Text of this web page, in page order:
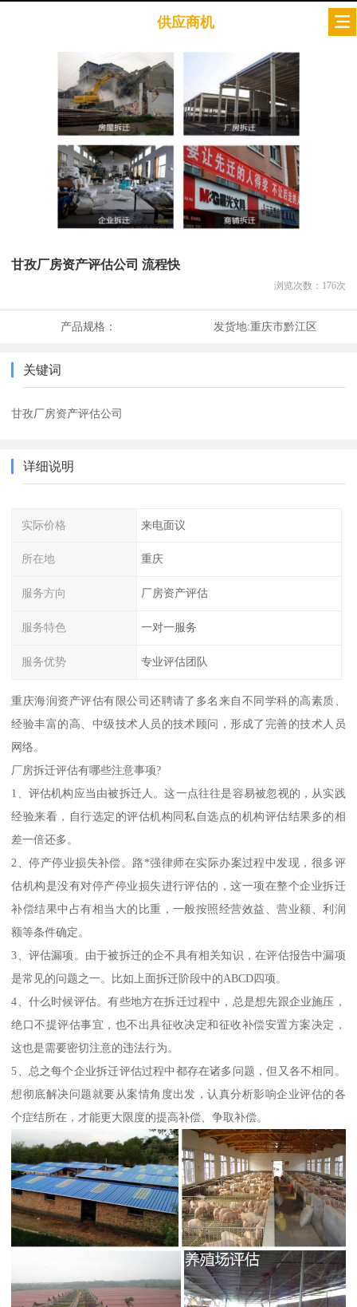
供应商机
甘孜厂房资产评估公司 流程快
浏览次数： 176次
产品规格： 发货地:重庆市黔江区
关键词
甘孜厂房资产评估公司
详细说明
实际价格 来电面议
所在地 重庆
服务方向 厂房资产评估
服务特色 一对一服务
服务优势 专业评估团队
重庆海润资产评估有限公司还聘请了多名来自不同学科的高素质、
经验丰富的高、中级技术人员的技术顾问，形成了完善的技术人员
网络。
厂房拆迁评估有哪些注意事项?
1、评估机构应当由被拆迁人。这一点往往是容易被忽视的，从实践
经验来看，自行选定的评估机构同私自选点的机构评估结果多的相
差一倍还多。
2、停产停业损失补偿。路*强律师在实际办案过程中发现，很多评
估机构是没有对停产停业损失进行评估的，这一项在整个企业拆迁
补偿结果中占有相当大的比重，一般按照经营效益、营业额、利润
额等条件确定。
3、评估漏项。由于被拆迁的企不具有相关知识，在评估报告中漏项
是常见的问题之一。比如上面拆迁阶段中的ABCD四项。
4、什么时候评估。有些地方在拆迁过程中，总是想先跟企业施压，
绝口不提评估事宜，也不出具征收决定和征收补偿安置方案决定，
这也是需要密切注意的违法行为。
5、总之每个企业拆迁评估过程中都存在诸多问题，但又各不相同。
想彻底解决问题就要从案情角度出发，认真分析影响企业评估的各
个症结所在，才能更大限度的提高补偿、争取补偿。